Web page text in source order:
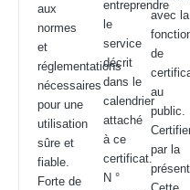
aux
normes
et
réglementations
nécessaires
pour une
utilisation
sûre et
fiable.
Forte de
entreprendre
le
service
décrit
dans le
calendrier
attaché
à ce
certificat.
N °
avec la
de
au
public.
par la